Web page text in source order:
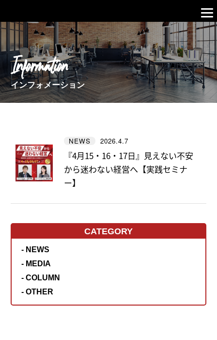
Information
インフォメーション
NEWS 2026.4.7
『4月15・16・17日』見えない不安
から迷わない経営へ【実践セミナ
ー】
CATEGORY
- NEWS
- MEDIA
- COLUMN
- OTHER